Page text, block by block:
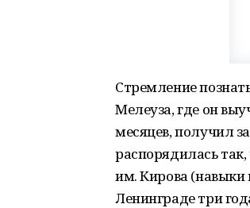
Стремление
Мелеуза, где он
месяцев, получил
распорядилась
им. Кирова (навыки
Ленинграде три